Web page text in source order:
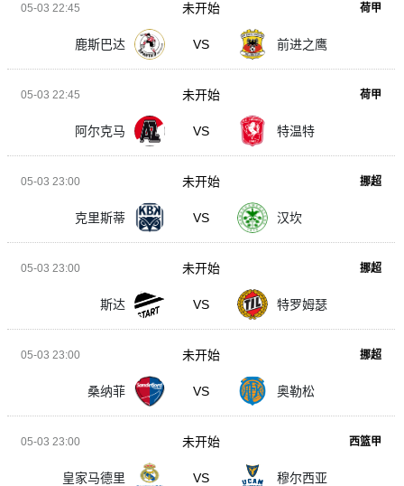
05-03 22:45 荷甲
鹿斯巴达 VS 前进之鹰
未开始
05-03 22:45 荷甲
阿尔克马 VS 特温特
未开始
05-03 23:00 挪超
克里斯蒂 VS 汉坎
未开始
05-03 23:00 挪超
斯达 VS 特罗姆瑟
未开始
05-03 23:00 挪超
桑纳菲 VS 奥勒松
未开始
05-03 23:00 西篮甲
皇家马德里 VS 穆尔西亚
未开始